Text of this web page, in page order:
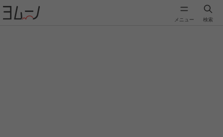
メニュー 検索